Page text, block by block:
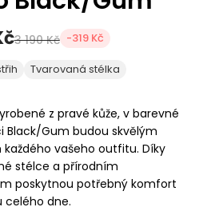
3 190 Kč -319 Kč
Tvarovaná stélka
z pravé kůže, v barevné
Black/Gum budou skvělým
každého vašeho outfitu. Díky
stélce a přírodním
poskytnou potřebný komfort
celého dne.